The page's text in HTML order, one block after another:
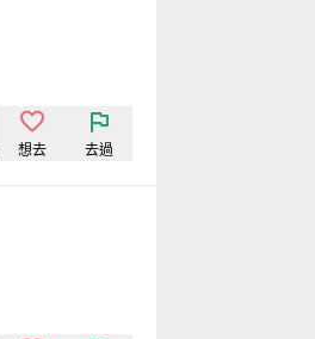
想去 去過